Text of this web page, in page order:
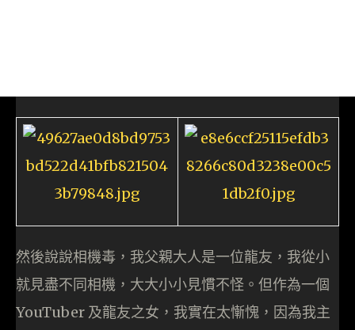
然後說說相機毒，我父親大人是一位龍友，我從小
就見盡不同相機，大大小小見慣不怪。但作為一個
YouTuber 及龍友之女，我實在太慚愧，因為我主